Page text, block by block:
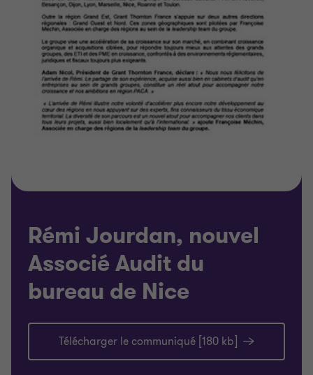
Rémi Jourdan, nouvel
Associé Audit du
bureau de Nice
Télécharger le communiqué [180 kb]